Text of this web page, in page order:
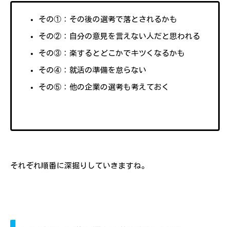
その①：その後の選考で落とされるかも
その②：自分の意見を言えない人だと思われる
その③：楽するとどこかでキツくなるかも
その④：就活の準備を怠らない
その⑤：他の企業の選考も考えておく
それぞれ順番に深掘りしていきますね。